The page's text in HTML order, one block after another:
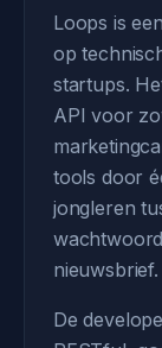
Loops is
op
startups.
API voor
tools door
jongleren
nieuwsbrief.
De